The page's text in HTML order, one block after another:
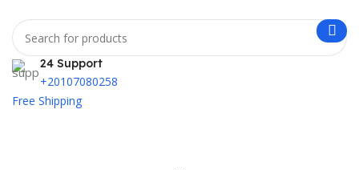
24 Support
+20107080258
Free Shipping